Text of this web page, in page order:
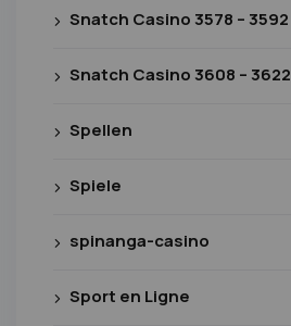
Snatch Casino 3578 – 3592
Snatch Casino 3608 – 3622
Spellen
Spiele
spinanga-casino
Sport en Ligne